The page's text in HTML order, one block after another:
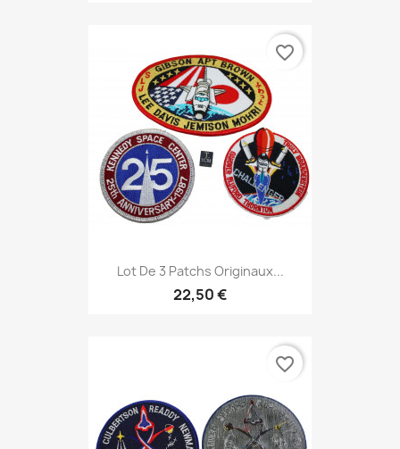
Lot De 3 Patchs Originaux...
22,50 €
favorite_border
favorite_border